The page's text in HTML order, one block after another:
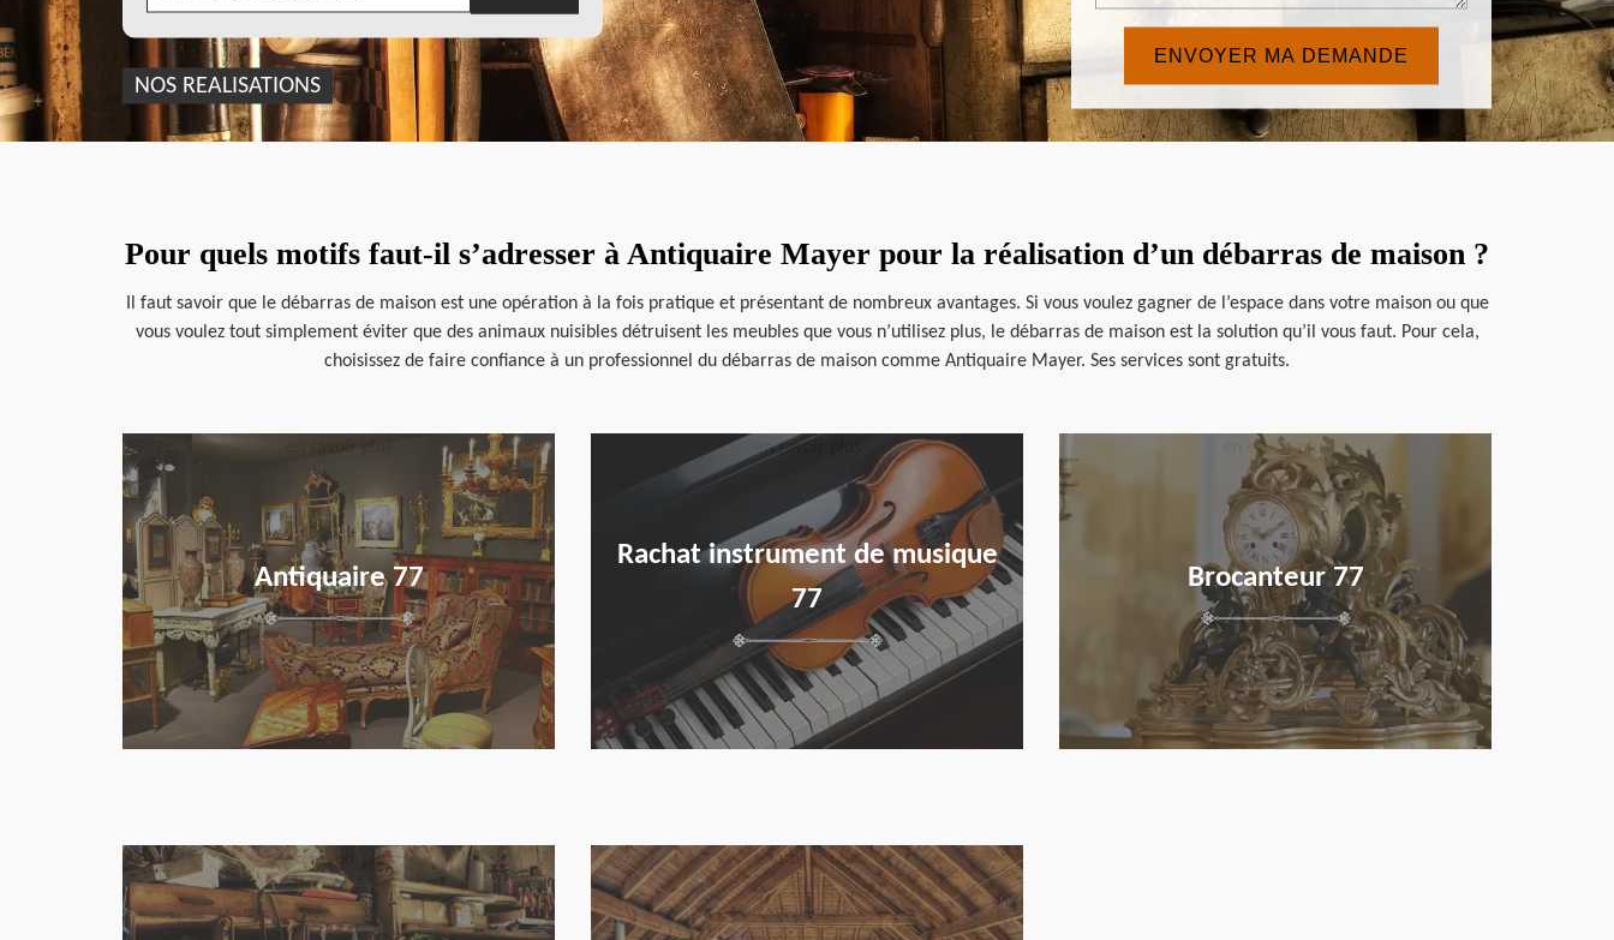
NOS REALISATIONS
Pour quels motifs faut-il s’adresser à Antiquaire Mayer pour la réalisation d’un débarras de maison ?
Il faut savoir que le débarras de maison est une opération à la fois pratique et présentant de nombreux avantages. Si vous voulez gagner de l’espace dans votre maison ou que
vous voulez tout simplement éviter que des animaux nuisibles détruisent les meubles que vous n’utilisez plus, le débarras de maison est la solution qu’il vous faut. Pour cela,
choisissez de faire confiance à un professionnel du débarras de maison comme Antiquaire Mayer. Ses services sont gratuits.
Antiquaire 77
Rachat instrument de musique
77
en savoir plus
Brocanteur 77
en savoir plus
en savoir plus en savoir plus